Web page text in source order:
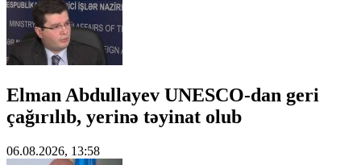
Elman Abdullayev UNESCO-dan geri
çağırılıb, yerinə təyinat olub
06.08.2026, 13:58